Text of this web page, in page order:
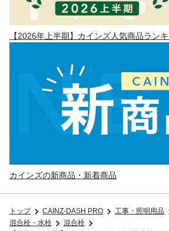
【2026年上半期】カインズ人気商品ラン
カインズの新商品・新着商品
トップ CAINZ-DASH PRO 工事・照明用品
混合栓・水栓
混合栓